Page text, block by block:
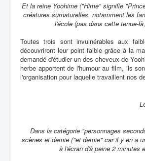
Et la reine Yoohime ("Hime" signifie
créatures surnaturelles, notamment les
l'école (pas dans cette tenue-
Toutes trois sont invulnérables aux
découvriront leur point faible grâce à la
demandé d'étudier un des cheveux de
herbe apportent de l'humour au film, ils
l'organisation pour laquelle travaillent nos
Dans la catégorie "personnages
scènes et demie ("et demie" car il y en a
à l'écran d'à peine 2 minutes